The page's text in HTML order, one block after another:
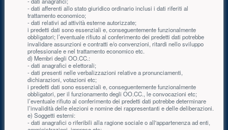
- dati afferenti allo stato giuridico ordinario inclusi i dati riferiti al
trattamento economico;
- dati relativi ad attività esterne autorizzate;
i predetti dati sono essenziali e, conseguentemente funzionalmente
obbligatori; l’eventuale rifiuto al conferimento dei predetti dati potrebbe
invalidare assunzioni e contratti e/o convenzioni, ritardi nello sviluppo
professionale e nel trattamento economico etc.
d) Membri degli OO.CC.:
- dati anagrafici e elettorali;
- dati presenti nelle verbalizzazioni relative a pronunciamenti,
dichiarazioni, votazioni etc;
i predetti dati sono essenziali e, conseguentemente funzionalmente
obbligatori, per il funzionamento degli OO.CC., le convocazioni etc;
l’eventuale rifiuto al conferimento dei predetti dati potrebbe determinare
l’invalidità delle elezioni e nomine dei rappresentanti e delle deliberazioni.
e) Soggetti esterni:
- dati anagrafici o riferibili alla ragione sociale o all'appartenenza ad enti,